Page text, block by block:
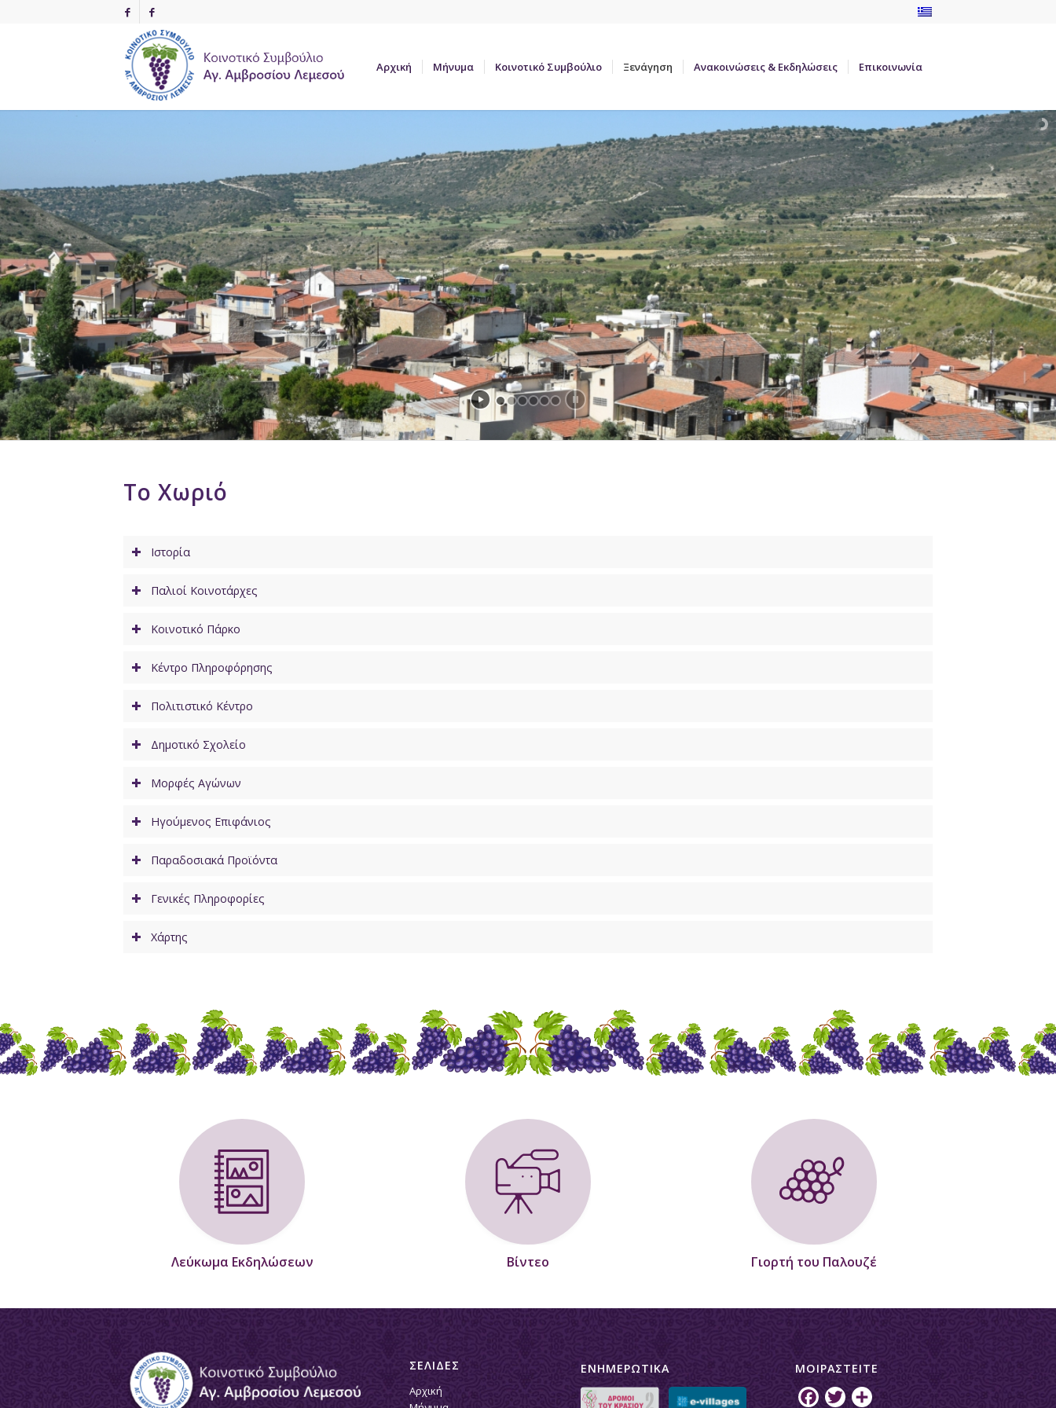
Αρχική Μήνυμα Κοινοτικό Συμβούλιο Ξενάγηση Ανακοινώσεις & Εκδηλώσεις Επικοινωνία
Το Χωριό
Ιστορία
Παλιοί Κοινοτάρχες
Κοινοτικό Πάρκο
Κέντρο Πληροφόρησης
Πολιτιστικό Κέντρο
Δημοτικό Σχολείο
Μορφές Αγώνων
Ηγούμενος Επιφάνιος
Παραδοσιακά Προϊόντα
Γενικές Πληροφορίες
Χάρτης
Λεύκωμα Εκδηλώσεων Βίντεο Γιορτή του Παλουζέ
ΣΕΛΙΔΕΣ
Αρχική
ΕΝΗΜΕΡΩΤΙΚΑ ΜΟΙΡΑΣTEITE
Facebook
TwitterShare